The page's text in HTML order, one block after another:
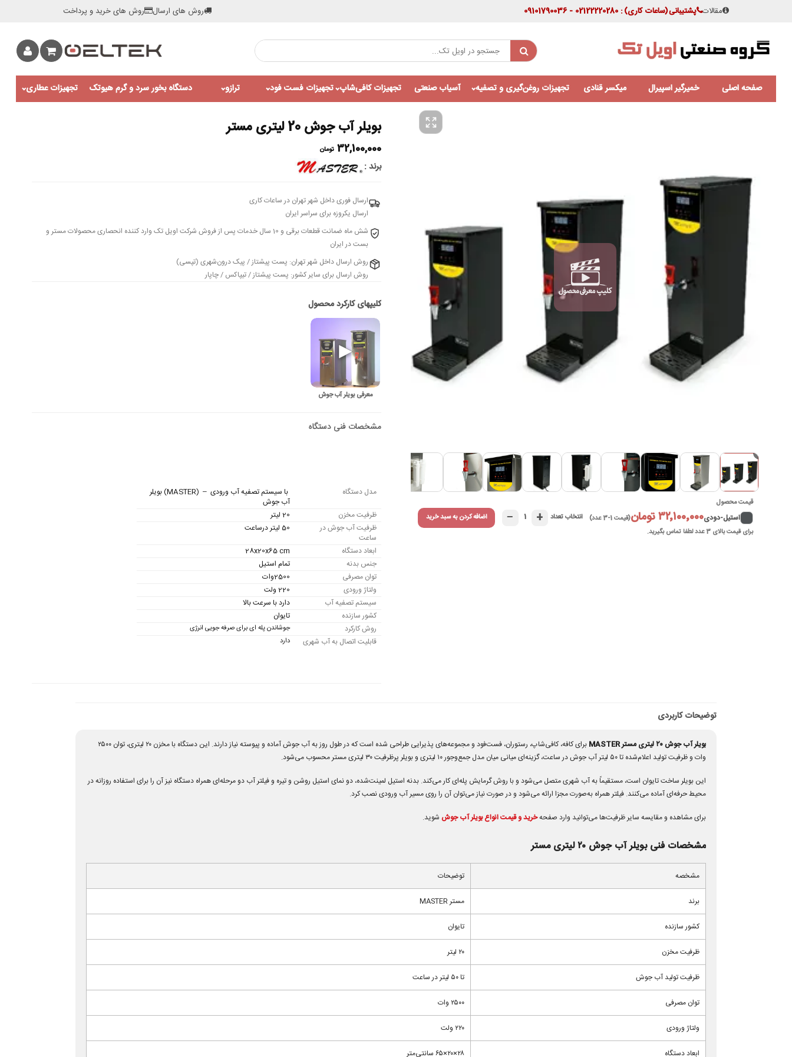
مقالات پشتیبانی(ساعات کاری): 02122220280 - 09101790036 روش های ارسال روش های خرید و پرداخت
صفحه اصلی خمیرگیر اسپیرال میکسر قنادی تجهیزات روغن‌گیری و تصفیه آسیاب صنعتی تجهیزات کافی‌شاپ تجهیزات فست فود ترازو دستگاه بخور سرد و گرم هیوتک تجهیزات عطاری
►
قیمت محصول
استیل-دودی۳۲٬۱۰۰٬۰۰۰ تومان (قیمت 1-3 عدد) انتخاب تعداد + ۱ − اضافه کردن به سبد خرید
برای قیمت بالای 3 عدد لطفا تماس بگیرید.
بویلر آب جوش 20 لیتری مستر
32,100,000 تومان
برند
ارسال فوری داخل شهر تهران در ساعات کاری
ارسال یکروزه برای سراسر ایران
شش ماه ضمانت قطعات برقی و 10 سال خدمات پس از فروش شرکت اویل تک وارد کننده انحصاری محصولات مستر و
بست در ایران
روش ارسال داخل شهر تهران: پست پیشتاز / پیک درون‌شهری (تپسی)
روش ارسال برای سایر کشور: پست پیشتاز / تیپاکس / چاپار
معرفی بویلر آب جوش
مدل دستگاه
با سیستم تصفیه آب ورودی – (MASTER) بویلر
آب جوش
ظرفیت مخزن
20 لیتر
ظرفیت آب جوش در
ساعت
50 لیتر درساعت
ابعاد دستگاه
28x20x65 cm
جنس بدنه
تمام استیل
توان مصرفی
2500وات
ولتاژ ورودی
220 ولت
سیستم تصفیه آب
دارد با سرعت بالا
کشور سازنده
تایوان
روش کارکرد
جوشاندن پله ای برای صرفه جویی انرژی
قابلیت اتصال به آب شهری دارد
توضیحات کاربردی
بویلر آب جوش ۲۰ لیتری مستر MASTER
برای کافه، کافی‌شاپ، رستوران، فست‌فود و مجموعه‌های پذیرایی طراحی شده است که در طول روز به آب جوش آماده و پیوسته نیاز دارند. این دستگاه با مخزن ۲۰ لیتری، توان ۲۵۰۰
وات و ظرفیت تولید اعلام‌شده تا ۵۰ لیتر آب جوش در ساعت، گزینه‌ای میانی میان مدل جمع‌وجور ۱۰ لیتری و بویلر پرظرفیت ۳۰ لیتری مستر محسوب می‌شود.
این بویلر ساخت تایوان است، مستقیماً به آب شهری متصل می‌شود و با روش گرمایش پله‌ای کار می‌کند. بدنه استیل لمینت‌شده، دو نمای استیل روشن و تیره و فیلتر آب دو مرحله‌ای همراه دستگاه نیز آن را برای استفاده روزانه در
محیط حرفه‌ای آماده می‌کنند. فیلتر همراه به‌صورت مجزا ارائه می‌شود و در صورت نیاز می‌توان آن را روی مسیر آب ورودی نصب کرد.
برای مشاهده و مقایسه سایر ظرفیت‌ها می‌توانید وارد صفحهخرید و قیمت انواع بویلر آب جوششوید.
مشخصات فنی بویلر آب جوش ۲۰ لیتری مستر
مشخصه توضیحات
برند مستر MASTER
کشور سازنده تایوان
ظرفیت مخزن ۲۰ لیتر
ظرفیت تولید آب جوش تا ۵۰ لیتر در ساعت
توان مصرفی ۲۵۰۰ وات
ولتاژ ورودی ۲۲۰ ولت
ابعاد دستگاه ۲۸×۲۰×۶۵ سانتی‌متر